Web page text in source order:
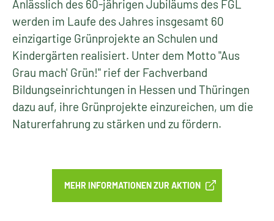
Anlässlich des 60-jährigen Jubiläums des FGL
werden im Laufe des Jahres insgesamt 60
einzigartige Grünprojekte an Schulen und
Kindergärten realisiert. Unter dem Motto "Aus
Grau mach' Grün!" rief der Fachverband
Bildungseinrichtungen in Hessen und Thüringen
dazu auf, ihre Grünprojekte einzureichen, um die
Naturerfahrung zu stärken und zu fördern.
MEHR INFORMATIONEN ZUR AKTION